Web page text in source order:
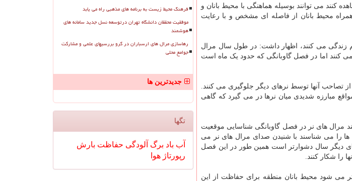
کنند می توانند بوسیله هماهنگی با محیط بانان و
محیط بانان از فاصله ای مشخص و با رعایت
زندگی می کنند، اظهار داشت: در طول سال مرال
می کنند اما در فصل گاوبانگی که حدود یک ماه است
تصاحب آنها توسط نرهای دیگر جلوگیری می کنند.
از مواقع مبارزه شدیدی میان نرها در می گیرد که گاهی
مرال های نر در فصل گاوبانگی شناسایی موقعیت
ها را می شناسند با شنیدن صدای مرال های نر می
دیگر سال دشوارتر است همین طور در این فصل
را شکار کنند.
می شود محیط بانان منطقه برای حفاظت از این
فرهنگ محیط زیست به برنامه های مذهبی راه می یابد
موفقیت محققان دانشگاه تهران درتوسعه نسل جدید سامانه های
هوشمند
رهاسازی مرال های ارسباران در گرو بررسیهای علمی و مشارکت
جوامع محلی
جدیدترین ها
تگها
آب باد برگ آلودگی حفاظت بارش
رپورتاژ هوا